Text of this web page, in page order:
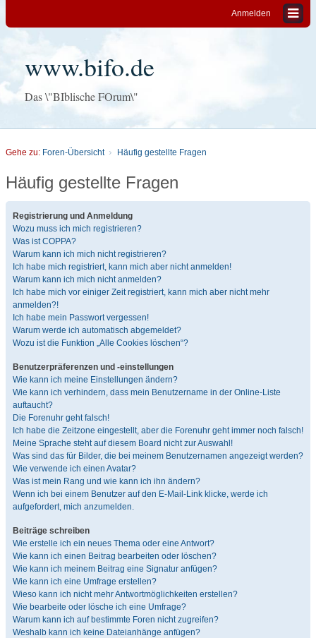
Anmelden
www.bifo.de
Das \"BIblische FOrum\"
Gehe zu: Foren-Übersicht Häufig gestellte Fragen
Häufig gestellte Fragen
Registrierung und Anmeldung
Wozu muss ich mich registrieren?
Was ist COPPA?
Warum kann ich mich nicht registrieren?
Ich habe mich registriert, kann mich aber nicht anmelden!
Warum kann ich mich nicht anmelden?
Ich habe mich vor einiger Zeit registriert, kann mich aber nicht mehr
anmelden?!
Ich habe mein Passwort vergessen!
Warum werde ich automatisch abgemeldet?
Wozu ist die Funktion „Alle Cookies löschen“?
Benutzerpräferenzen und -einstellungen
Wie kann ich meine Einstellungen ändern?
Wie kann ich verhindern, dass mein Benutzername in der Online-Liste
auftaucht?
Die Forenuhr geht falsch!
Ich habe die Zeitzone eingestellt, aber die Forenuhr geht immer noch falsch!
Meine Sprache steht auf diesem Board nicht zur Auswahl!
Was sind das für Bilder, die bei meinem Benutzernamen angezeigt werden?
Wie verwende ich einen Avatar?
Was ist mein Rang und wie kann ich ihn ändern?
Wenn ich bei einem Benutzer auf den E-Mail-Link klicke, werde ich
aufgefordert, mich anzumelden.
Beiträge schreiben
Wie erstelle ich ein neues Thema oder eine Antwort?
Wie kann ich einen Beitrag bearbeiten oder löschen?
Wie kann ich meinem Beitrag eine Signatur anfügen?
Wie kann ich eine Umfrage erstellen?
Wieso kann ich nicht mehr Antwortmöglichkeiten erstellen?
Wie bearbeite oder lösche ich eine Umfrage?
Warum kann ich auf bestimmte Foren nicht zugreifen?
Weshalb kann ich keine Dateianhänge anfügen?